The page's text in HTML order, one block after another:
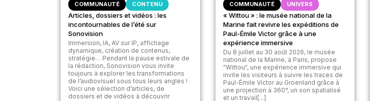
COMMUNAUTÉ CONTENU
Articles, dossiers et vidéos : les
incontournables de l’été sur
Sonovision
Immersion, IA, AV sur IP, affichage
dynamique, création de contenus,
stratégie… Pendant la pause estivale de
la rédaction, Sonovision vous invite
toujours à explorer les transformations
de l’audiovisuel sous tous leurs angles !
Voici une sélection d’articles, de
dossiers et de vidéos à découvrir
COMMUNAUTÉ UNIVERS
« Wittou » : le musée national de la
Marine fait revivre les expéditions de
Paul-Émile Victor grâce à une
expérience immersive
Du 8 juillet au 30 août 2026, le musée
national de la Marine, à Paris, propose
"Wittou", une expérience immersive qui
invite les visiteurs à suivre les traces de
Paul-Émile Victor au Groenland grâce à
une projection à 360°, un son spatialisé
et un travail[...]